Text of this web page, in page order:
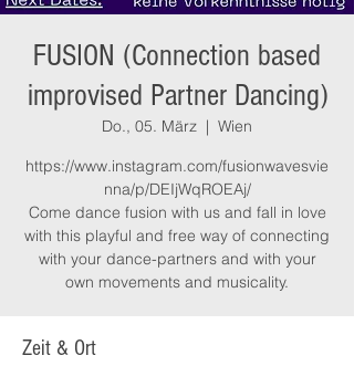
FUSION (Connection based
improvised Partner Dancing)
Do., 05. März
  |
Wien
https://www.instagram.com/fusionwavesvie
nna/p/DEIjWqROEAj/
Come dance fusion with us and fall in love
with this playful and free way of connecting
with your dance-partners and with your
own movements and musicality.
Zeit & Ort